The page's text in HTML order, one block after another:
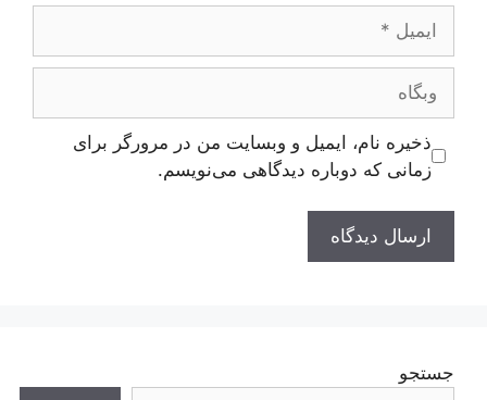
وبگاه
ذخیره نام، ایمیل و وبسایت من در مرورگر برای
زمانی که دوباره دیدگاهی می‌نویسم.
جستجو